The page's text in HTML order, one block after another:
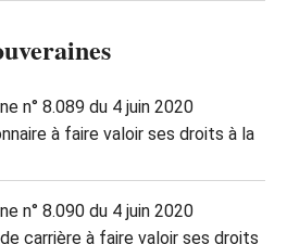
n° 8.089 du 4 juin 2020
à faire valoir ses droits à la
n° 8.090 du 4 juin 2020
carrière à faire valoir ses droits